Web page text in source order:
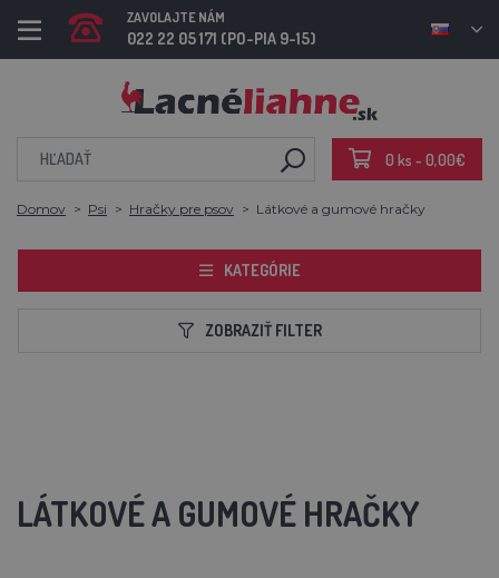
ZAVOLAJTE NÁM
022 22 05 171 (PO-PIA 9-15)
0 ks - 0,00€
Domov Psi Hračky pre psov Látkové a gumové hračky
KATEGÓRIE
ZOBRAZIŤ FILTER
LÁTKOVÉ A GUMOVÉ HRAČKY